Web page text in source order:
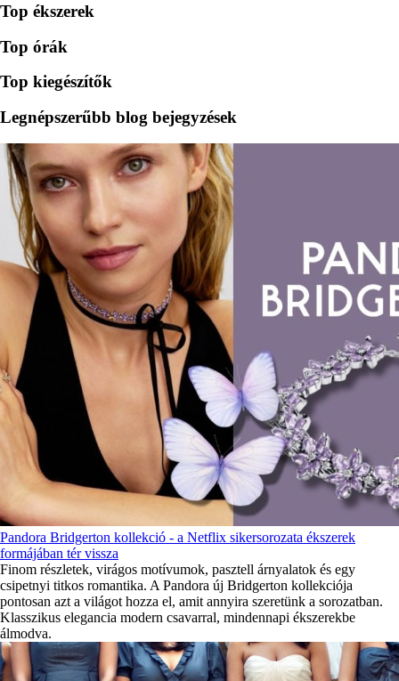
Top ékszerek
Top órák
Top kiegészítők
Legnépszerűbb blog bejegyzések
Pandora Bridgerton kollekció - a Netflix sikersorozata ékszerek
formájában tér vissza
Finom részletek, virágos motívumok, pasztell árnyalatok és egy
csipetnyi titkos romantika. A Pandora új Bridgerton kollekciója
pontosan azt a világot hozza el, amit annyira szeretünk a sorozatban.
Klasszikus elegancia modern csavarral, mindennapi ékszerekbe
álmodva.